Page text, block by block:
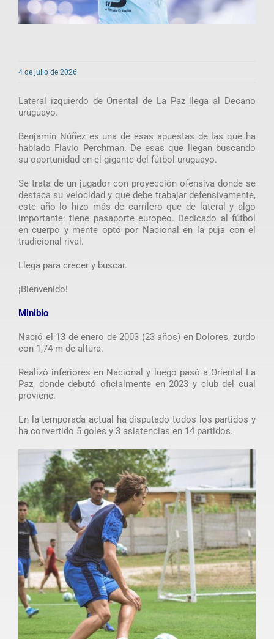
4 de julio de 2026
Lateral izquierdo de Oriental de La Paz llega al Decano
uruguayo.
Benjamín Núñez es una de esas apuestas de las que ha
hablado Flavio Perchman. De esas que llegan buscando
su oportunidad en el gigante del fútbol uruguayo.
Se trata de un jugador con proyección ofensiva donde se
destaca su velocidad y que debe trabajar defensivamente,
este año lo hizo más de carrilero que de lateral y algo
importante: tiene pasaporte europeo. Dedicado al fútbol
en cuerpo y mente optó por Nacional en la puja con el
tradicional rival.
Llega para crecer y buscar.
¡Bienvenido!
Minibio
Nació el 13 de enero de 2003 (23 años) en Dolores, zurdo
con 1,74 m de altura.
Realizó inferiores en Nacional y luego pasó a Oriental La
Paz, donde debutó oficialmente en 2023 y club del cual
proviene.
En la temporada actual ha disputado todos los partidos y
ha convertido 5 goles y 3 asistencias en 14 partidos.